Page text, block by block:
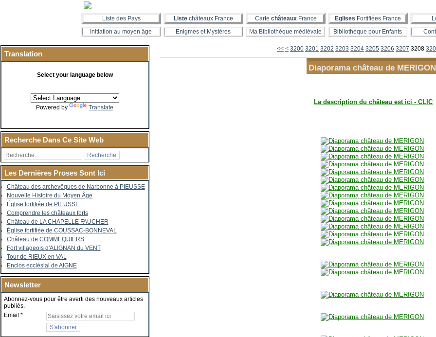
Liste des Pays Liste châteaux France Carte châteauxFrance Eglises Fortifiées France
Initiation au moyen âge
Enigmes et Mystères Ma Bibliothèque médiévale Bibliothèque pour Enfants
Translation
Select your language below
Powered by Translate
Recherche Dans Ce Site Web
Les Dernières Proses Sont Ici
Château des archevêques de Narbonne à PIEUSSE
Nouvelle Histoire du Moyen Âge
Église fortifiée de PIEUSSE
Comprendre les châteaux forts
Château de LA CHAPELLE FAUCHER
Église fortifiée de COUSSAC-BONNEVAL
Château de COMMEQUIERS
Fort villageois d'ALIGNAN du VENT
Tour de RIEUX en VAL
Enclos ecclésial de AIGNE
Newsletter
Abonnez-vous pour être averti des nouveaux articles
publiés.
Email
<< < 3200 3201 3202 3203 3204 3205 3206 3207 3208
Diaporama château de MERIGON
La description du château est ici - CLIC